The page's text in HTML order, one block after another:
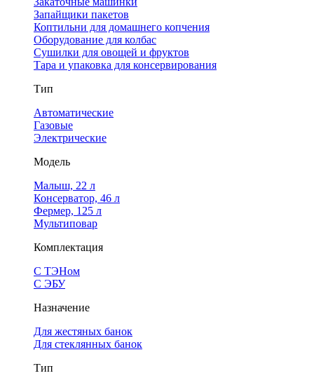
Запайщики пакетов
Коптильни для домашнего копчения
Оборудование для колбас
Сушилки для овощей и фруктов
Тара и упаковка для консервирования
Тип
Автоматические
Газовые
Электрические
Модель
Малыш, 22 л
Консерватор, 46 л
Фермер, 125 л
Мультиповар
Комплектация
С ТЭНом
С ЭБУ
Назначение
Для жестяных банок
Для стеклянных банок
Тип